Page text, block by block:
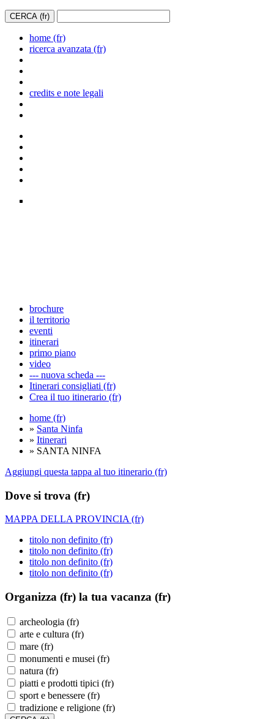
home (fr)
ricerca avanzata (fr)
credits e note legali
brochure
il territorio
eventi
itinerari
primo piano
video
--- nuova scheda ---
Itinerari consigliati (fr)
Crea il tuo itinerario (fr)
home (fr)
» Santa Ninfa
» Itinerari
» SANTA NINFA
Aggiungi questa tappa al tuo itinerario (fr)
Dove si trova (fr)
MAPPA DELLA PROVINCIA (fr)
titolo non definito (fr)
titolo non definito (fr)
titolo non definito (fr)
titolo non definito (fr)
Organizza (fr) la tua vacanza (fr)
archeologia (fr)
arte e cultura (fr)
mare (fr)
monumenti e musei (fr)
natura (fr)
piatti e prodotti tipici (fr)
sport e benessere (fr)
tradizione e religione (fr)